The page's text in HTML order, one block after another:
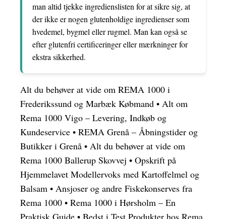
man altid tjekke ingredienslisten for at sikre sig, at
der ikke er nogen glutenholdige ingredienser som
hvedemel, bygmel eller rugmel. Man kan også se
efter glutenfri certificeringer eller mærkninger for
ekstra sikkerhed.
Alt du behøver at vide om REMA 1000 i
Frederikssund og Marbæk Købmand • Alt om
Rema 1000 Vigo – Levering, Indkøb og
Kundeservice • REMA Grenå – Åbningstider og
Butikker i Grenå • Alt du behøver at vide om
Rema 1000 Ballerup Skovvej • Opskrift på
Hjemmelavet Modellervoks med Kartoffelmel og
Balsam • Ansjoser og andre Fiskekonserves fra
Rema 1000 • Rema 1000 i Hørsholm – En
Praktisk Guide • Bedst i Test Produkter hos Rema